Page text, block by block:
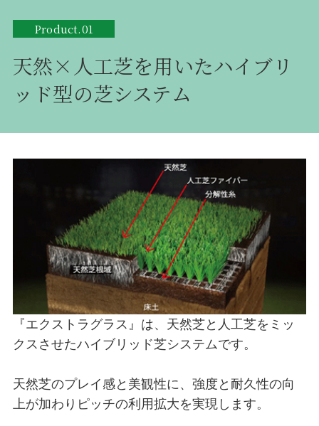
Product.01
天然×人工芝を用いたハイブリ
ッド型の芝システム
『エクストラグラス』は、天然芝と人工芝をミッ
クスさせたハイブリッド芝システムです。
天然芝のプレイ感と美観性に、強度と耐久性の向
上が加わりピッチの利用拡大を実現します。